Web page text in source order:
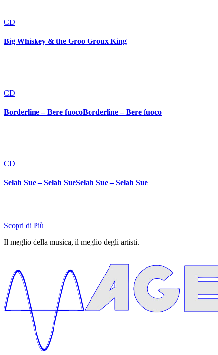
CD
Big Whiskey & the Groo Groux King
CD
Borderline – Bere fuocoBorderline – Bere fuoco
CD
Selah Sue – Selah SueSelah Sue – Selah Sue
Scopri di Più
Il meglio della musica, il meglio degli artisti.